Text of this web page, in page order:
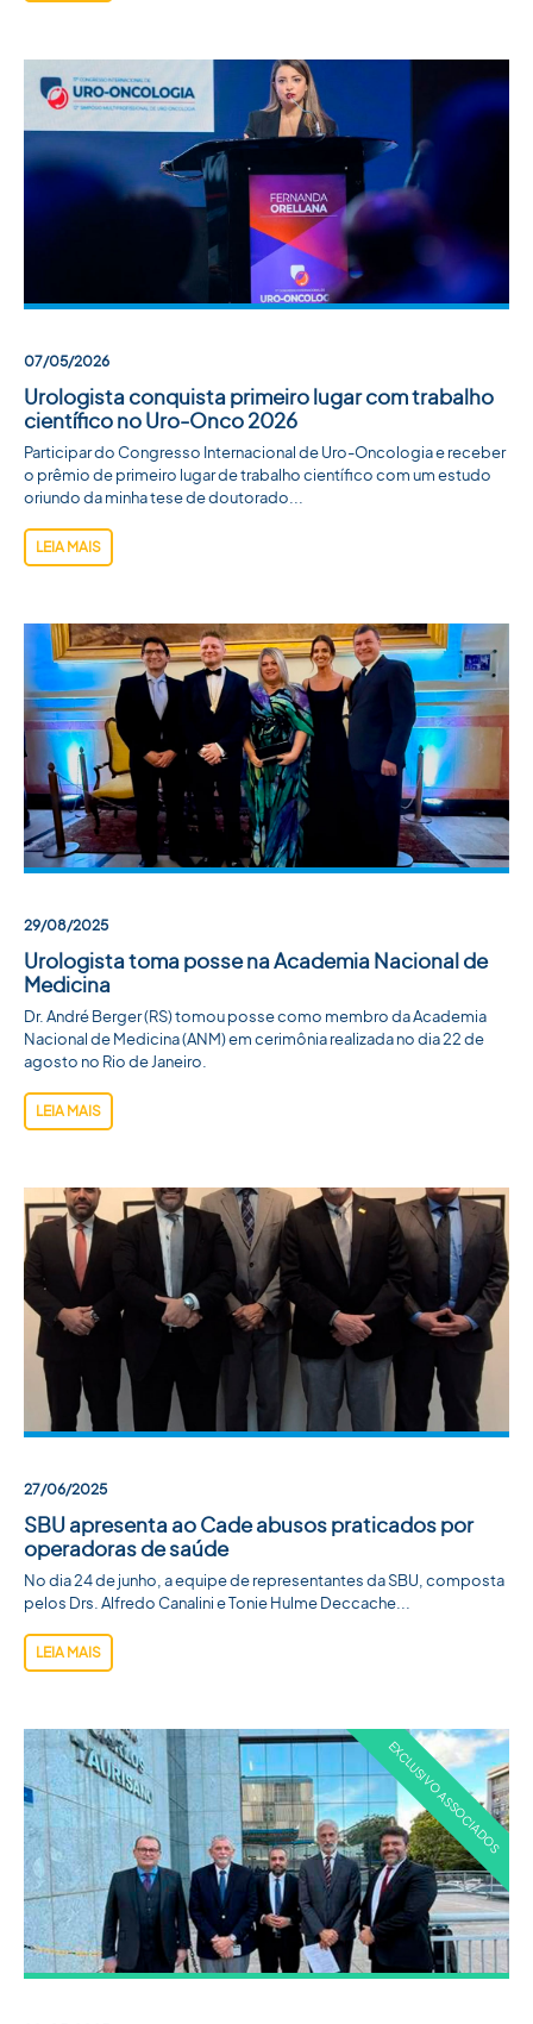
07/05/2026
Urologista conquista primeiro lugar com trabalho
científico no Uro-Onco 2026
Participar do Congresso Internacional de Uro-Oncologia e receber
o prêmio de primeiro lugar de trabalho científico com um estudo
oriundo da minha tese de doutorado...
LEIA MAIS
29/08/2025
Urologista toma posse na Academia Nacional de
Medicina
Dr. André Berger (RS) tomou posse como membro da Academia
Nacional de Medicina (ANM) em cerimônia realizada no dia 22 de
agosto no Rio de Janeiro.
LEIA MAIS
27/06/2025
SBU apresenta ao Cade abusos praticados por
operadoras de saúde
No dia 24 de junho, a equipe de representantes da SBU, composta
pelos Drs. Alfredo Canalini e Tonie Hulme Deccache...
LEIA MAIS